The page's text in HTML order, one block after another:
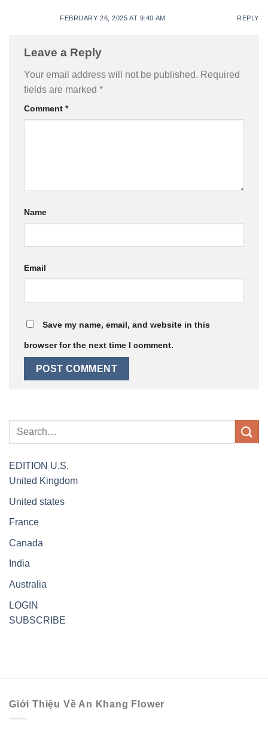
FEBRUARY 26, 2025 AT 9:40 AM REPLY
Leave a Reply
Your email address will not be published. Required
fields are marked *
Comment *
Name
Email
Save my name, email, and website in this
browser for the next time I comment.
EDITION U.S.
United Kingdom
United states
France
Canada
India
Australia
LOGIN
SUBSCRIBE
Giới Thiệu Về An Khang Flower